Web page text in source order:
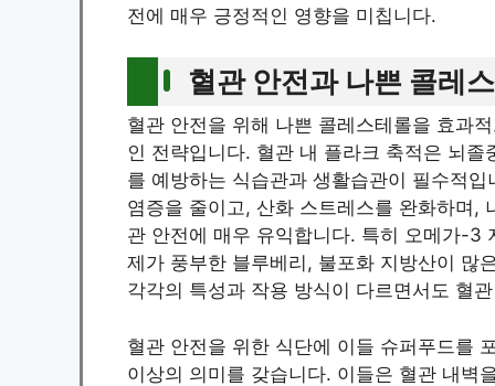
전에 매우 긍정적인 영향을 미칩니다.
혈관 안전과 나쁜 콜레
혈관 안전을 위해 나쁜 콜레스테롤을 효과
인 전략입니다. 혈관 내 플라크 축적은 뇌
를 예방하는 식습관과 생활습관이 필수적
염증을 줄이고, 산화 스트레스를 완화하며,
관 안전에 매우 유익합니다. 특히 오메가-3
제가 풍부한 블루베리, 불포화 지방산이 많
각각의 특성과 작용 방식이 다르면서도 혈
혈관 안전을 위한 식단에 이들 슈퍼푸드를
이상의 의미를 갖습니다. 이들은 혈관 내벽